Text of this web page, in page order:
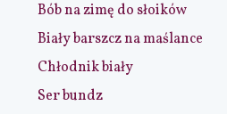
Bób na zimę do słoików
Biały barszcz na maślance
Chłodnik biały
Ser bundz